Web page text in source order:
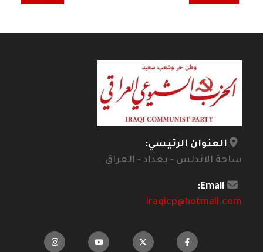
العنوان الرئيسي:
ساحة الاندلس - بغداد - العراق
Email:
iraqicp@hotmail.com